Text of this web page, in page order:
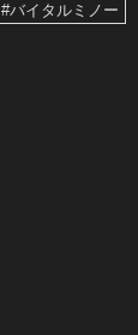
#バイタルミノー